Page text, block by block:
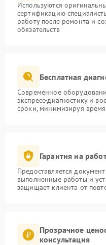
Используются
сертификацию
работу после ремонта и
обязательств
Бесплатная
Современное
экспресс-диагностику и
сроки, минимизируя время
Гарантия на
Предоставляется
выполненные работы и
защищает клиента от
Прозрачное
консультация